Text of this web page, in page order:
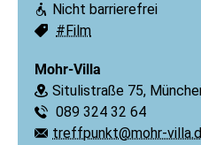
Barrierefreiheit:
Nicht barrierefrei
Schlagworte:
#Film
Mohr-Villa
Ort:
Situlistraße 75,
Telefon:
089 324 32 64
E-Mail:
treffpunkt@mohr-